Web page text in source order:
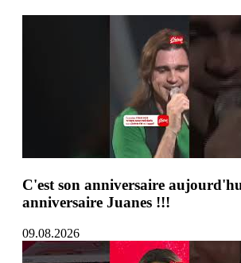
C'est son anniversaire
anniversaire Juanes !!!
09.08.2026